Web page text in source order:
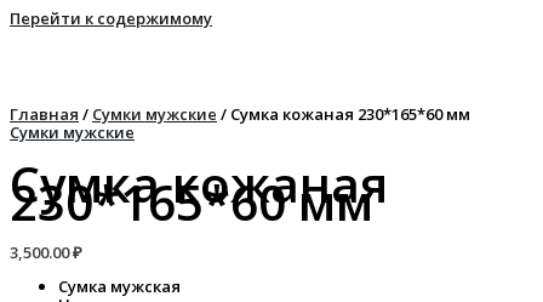
Перейти к содержимому
Главная / Сумки мужские / Сумка кожаная 230*165*60 мм
Сумки мужские
Сумка кожаная
230*165*60 мм
3,500.00₽
Сумка мужская